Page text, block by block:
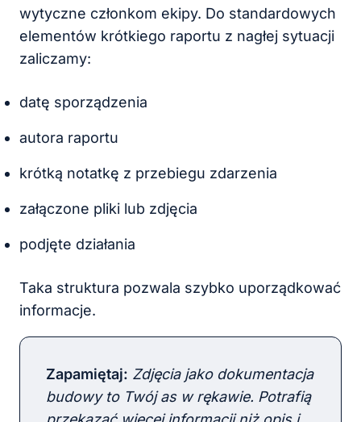
wytyczne członkom ekipy. Do standardowych
elementów krótkiego raportu z nagłej sytuacji
zaliczamy:
datę sporządzenia
autora raportu
krótką notatkę z przebiegu zdarzenia
załączone pliki lub zdjęcia
podjęte działania
Taka struktura pozwala szybko uporządkować
informacje.
Zapamiętaj: Zdjęcia jako dokumentacja
budowy to Twój as w rękawie. Potrafią